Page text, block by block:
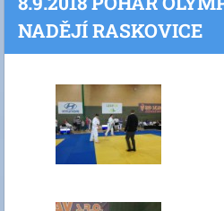
NADĚJÍ RASKOVICE